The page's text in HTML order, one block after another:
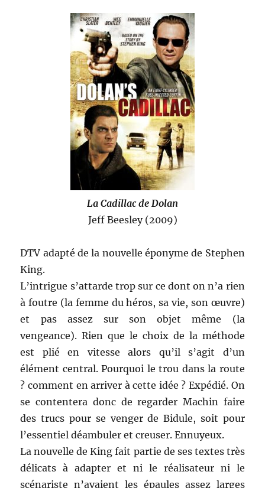
La Cadillac de Dolan
Jeff Beesley (2009)
DTV adapté de la nouvelle éponyme de Stephen
King.
L’intrigue s’attarde trop sur ce dont on n’a rien
à foutre (la femme du héros, sa vie, son œuvre)
et pas assez sur son objet même (la
vengeance). Rien que le choix de la méthode
est plié en vitesse alors qu’il s’agit d’un
élément central. Pourquoi le trou dans la route
? comment en arriver à cette idée ? Expédié. On
se contentera donc de regarder Machin faire
des trucs pour se venger de Bidule, soit pour
l’essentiel déambuler et creuser. Ennuyeux.
La nouvelle de King fait partie de ses textes très
délicats à adapter et ni le réalisateur ni le
scénariste n’avaient les épaules assez larges